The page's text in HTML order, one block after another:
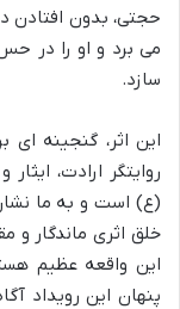
حجتی، بدون افتادن
می برد و او را در
سازد.
این اثر، گنجینه
روایتگر ارادت،
(ع) است و به ما
خلق اثری ماندگار و
این واقعه عظیم
پنهان این رویداد